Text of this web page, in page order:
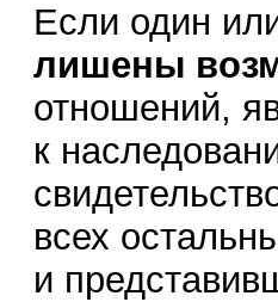
Если один
лишены
отношений,
к
всех
и